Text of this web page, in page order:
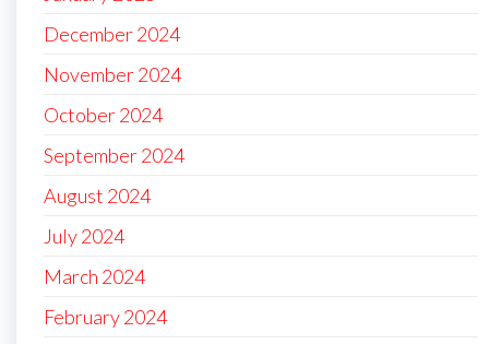
December 2024
November 2024
October 2024
September 2024
August 2024
July 2024
March 2024
February 2024